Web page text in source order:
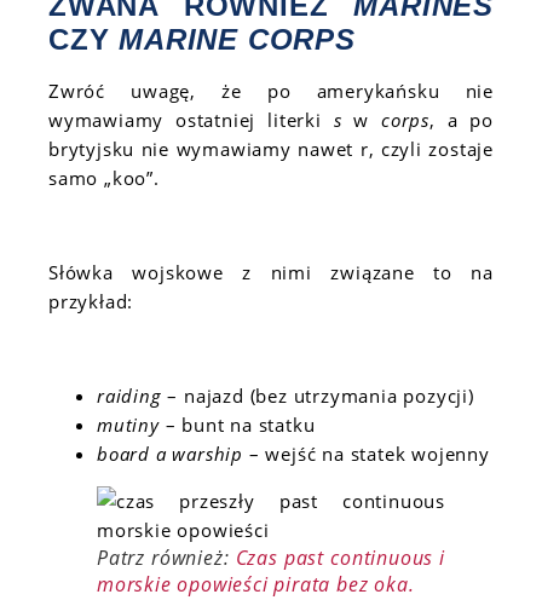
CZYMARINE CORPS
Zwróć uwagę, że po amerykańsku nie
wymawiamy ostatniej literki s wcorps, a po
brytyjsku nie wymawiamy nawet r, czyli zostaje
samo „koo”.
Słówka wojskowe z nimi związane to na
przykład:
raiding– najazd (bez utrzymania pozycji)
mutiny – bunt na statku
board a warship – wejść na statek wojenny
Patrz również: Czas past continuous i
morskie opowieści pirata bez oka.